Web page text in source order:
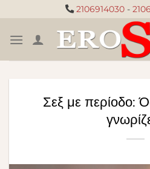
περιεχόμενο
2106914030 -
Σεξ με περίοδο: